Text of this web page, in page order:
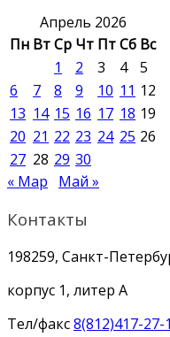
Апрель 2026
Пн ВтСр Чт ПтСб Вс
1
2 3 4
5
6
7 8 9 10 11 12
13 14 15 16 17 18 19
20 21 22 23 24 25 26
27 28 29 30
« Мар
Май »
Контакты
198259, Санкт-
корпус 1, литер А
Тел/факс8(812)417-27-